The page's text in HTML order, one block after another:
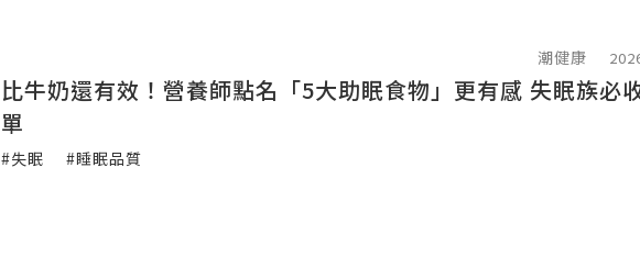
潮健康
比牛奶還有效！營養師點名「5大助眠食物」更有感 失眠族必
單
#失眠 #睡眠品質